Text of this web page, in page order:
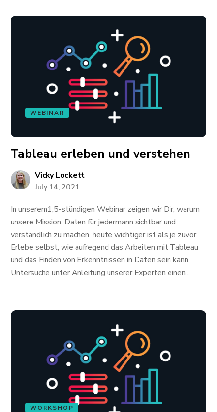
WEBINAR
Tableau erleben und verstehen
Vicky Lockett
July 14, 2021
In unserem1,5-stündigen Webinar zeigen wir Dir, warum
unsere Mission, Daten für jedermann sichtbar und
verständlich zu machen, heute wichtiger ist als je zuvor.
Erlebe selbst, wie aufregend das Arbeiten mit Tableau
und das Finden von Erkenntnissen in Daten sein kann.
Untersuche unter Anleitung unserer Experten einen...
WORKSHOP